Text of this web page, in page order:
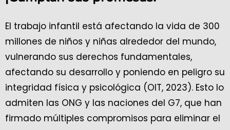
El trabajo infantil está afectando la vida de 300
millones de niños y niñas alrededor del mundo,
vulnerando sus derechos fundamentales,
afectando su desarrollo y poniendo en peligro su
integridad física y psicológica (OIT, 2023). Esto lo
admiten las ONG y las naciones del G7, que han
firmado múltiples compromisos para eliminar el